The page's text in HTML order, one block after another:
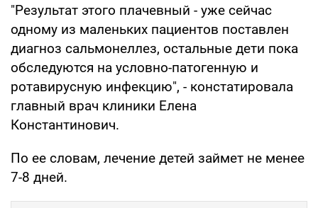
"Результат этого плачевный - уже сейчас
одному из маленьких пациентов поставлен
диагноз сальмонеллез, остальные дети пока
обследуются на условно-патогенную и
ротавирусную инфекцию", - констатировала
главный врач клиники Елена
Константинович.
По ее словам, лечение детей займет не менее
7-8 дней.